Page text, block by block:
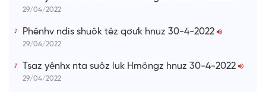
29/04/2022
Phênhv ndis shuôk têz qơưk hnuz 30-4-2022
29/04/2022
Tsaz yênhx nta suôz luk Hmôngz hnuz 30-4-2022
29/04/2022